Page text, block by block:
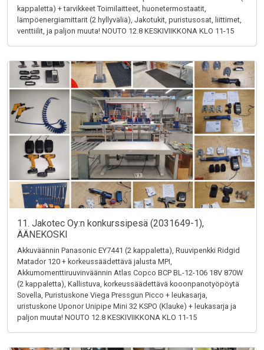
kappaletta) + tarvikkeet Toimilaitteet, huonetermostaatit,
lämpöenergiamittarit (2 hyllyväliä), Jakotukit, puristusosat, liittimet,
venttiilit, ja paljon muuta! NOUTO 12.8 KESKIVIIKKONA KLO 11-15
11. Jakotec Oy:n konkurssipesä (2031649-1),
ÄÄNEKOSKI
Akkuväännin Panasonic EY7441 (2 kappaletta), Ruuvipenkki Ridgid
Matador 120 + korkeussäädettävä jalusta MPI,
Akkumomenttiruuvinväännin Atlas Copco BCP BL-12-106 18V 870W
(2 kappaletta), Kallistuva, korkeussäädettävä kooonpanotyöpöytä
Sovella, Puristuskone Viega Pressgun Picco + leukasarja,
uristuskone Uponor Unipipe Mini 32 KSPO (Klauke) + leukasarja ja
paljon muuta! NOUTO 12.8 KESKIVIIKKONA KLO 11-15